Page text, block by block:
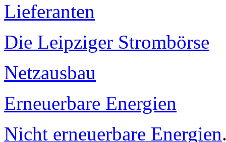
Lieferanten
Die Leipziger Strombörse
Netzausbau
Erneuerbare Energien
Nicht erneuerbare Energien